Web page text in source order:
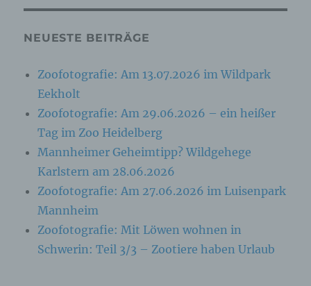
NEUESTE BEITRÄGE
Zoofotografie: Am 13.07.2026 im Wildpark
Eekholt
Zoofotografie: Am 29.06.2026 – ein heißer
Tag im Zoo Heidelberg
Mannheimer Geheimtipp? Wildgehege
Karlstern am 28.06.2026
Zoofotografie: Am 27.06.2026 im Luisenpark
Mannheim
Zoofotografie: Mit Löwen wohnen in
Schwerin: Teil 3/3 – Zootiere haben Urlaub
einzuschränken.
Profiling ist jede Art der automatisierten
Verarbeitung personenbezogener Daten, die
darin besteht, dass diese personenbezogenen
Daten verwendet werden, um bestimmte
persönliche Aspekte, die sich auf eine
natürliche Person beziehen, zu bewerten,
insbesondere, um Aspekte bezüglich
Arbeitsleistung, wirtschaftlicher Lage,
Gesundheit, persönlicher Vorlieben, Interessen,
Zuverlässigkeit, Verhalten, Aufenthaltsort oder
Ortswechsel dieser natürlichen Person zu
analysieren oder vorherzusagen.